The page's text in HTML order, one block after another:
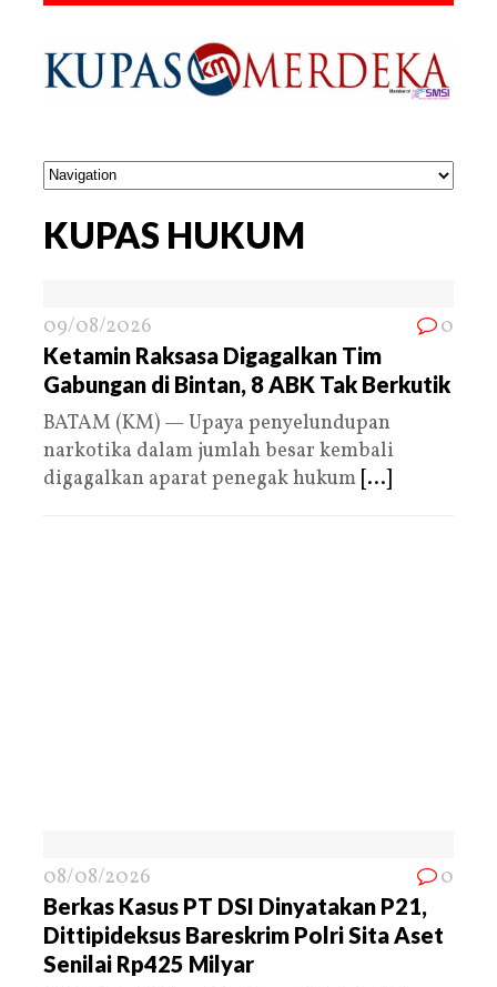
KUPAS HUKUM
09/08/2026 0
Ketamin Raksasa Digagalkan Tim
Gabungan di Bintan, 8 ABK Tak Berkutik
BATAM (KM) — Upaya penyelundupan
narkotika dalam jumlah besar kembali
digagalkan aparat penegak hukum [...]
08/08/2026 0
Berkas Kasus PT DSI Dinyatakan P21,
Dittipideksus Bareskrim Polri Sita Aset
Senilai Rp425 Milyar